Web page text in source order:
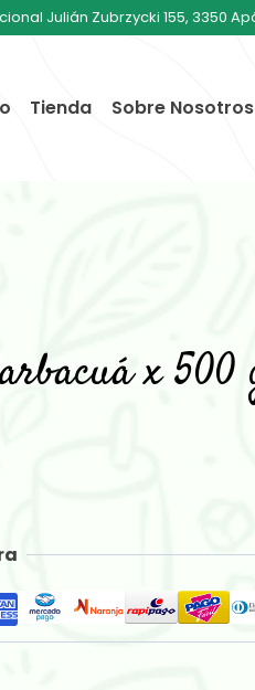
Julián Zubrzycki 155, 3350
Tienda Sobre Nosotros
x 500